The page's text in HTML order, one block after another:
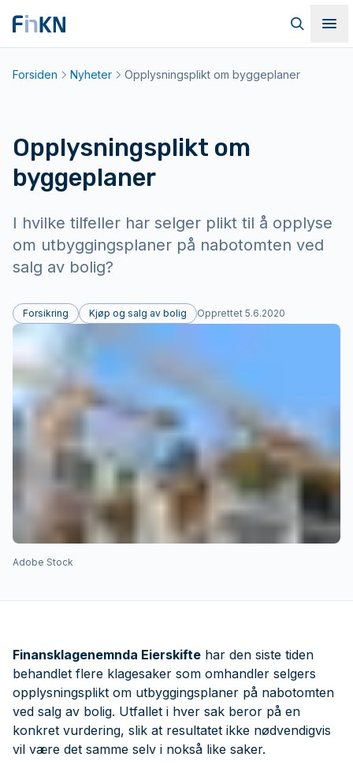
Til forsiden
Søk
Forsiden Nyheter Opplysningsplikt om byggeplaner
Opplysningsplikt om
byggeplaner
I hvilke tilfeller har selger plikt til å opplyse
om utbyggingsplaner på nabotomten ved
salg av bolig?
Forsikring Kjøp og salg av bolig Opprettet 5.6.2020
Adobe Stock
Finansklagenemnda Eierskifte har den siste tiden
behandlet flere klagesaker som omhandler selgers
opplysningsplikt om utbyggingsplaner på nabotomten
ved salg av bolig. Utfallet i hver sak beror på en
konkret vurdering, slik at resultatet ikke nødvendigvis
vil være det samme selv i nokså like saker.